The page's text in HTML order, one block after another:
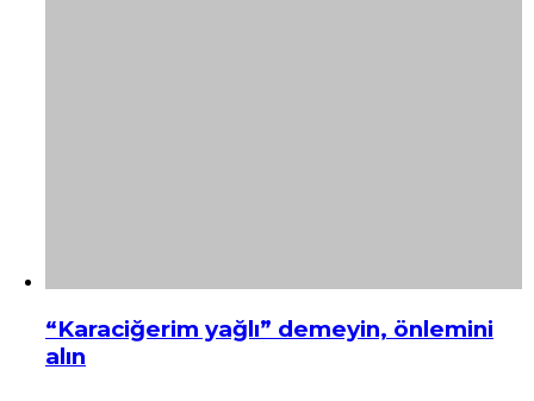
“Karaciğerim yağlı” demeyin, önlemini
alın